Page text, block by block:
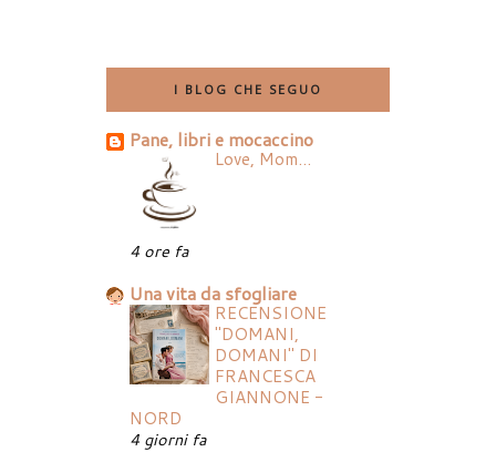
I BLOG CHE SEGUO
Pane, libri e mocaccino
Love, Mom...
4 ore fa
Una vita da sfogliare
RECENSIONE
"DOMANI,
DOMANI" DI
FRANCESCA
GIANNONE -
NORD
4 giorni fa